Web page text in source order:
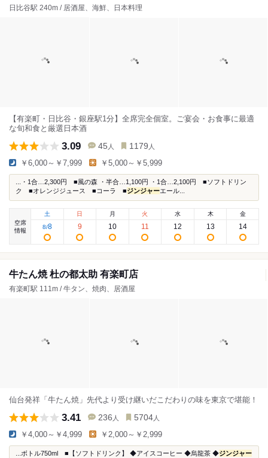
日比谷駅 240m / 居酒屋、海鮮、日本料理
【有楽町・日比谷・銀座駅1分】全席完全個室。ご宴会・お食事に最適
な旬和食と厳選日本酒
3.09 45 人 1179 人
￥6,000～￥7,999 ￥5,000～￥5,999
...・1合…2,300円 ■風の森 ・半合…1,100円 ・1合…2,100円 ■ソフトドリン
ク ■オレンジジュース ■コーラ ■ジンジャーエール...
空席
情報
土
8/8
日
9
月
10
火
11
水
12
木
13
金
14
牛たん焼 杜の都太助 有楽町店
有楽町駅 111m / 牛タン、焼肉、居酒屋
仙台発祥「牛たん焼」先代より受け継いだこだわりの味を東京で堪能！
3.41 236 人 5704 人
￥4,000～￥4,999 ￥2,000～￥2,999
...ボトル750ml ■【ソフトドリンク】 ◆アイスコーヒー ◆烏龍茶 ◆ジンジャー